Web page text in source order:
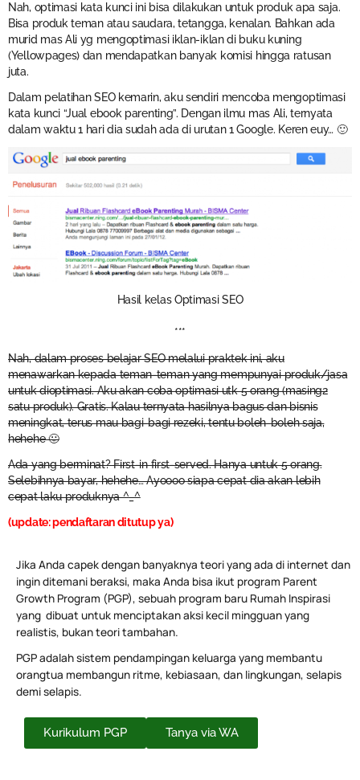
Nah, optimasi kata kunci ini bisa dilakukan untuk produk apa saja.
Bisa produk teman atau saudara, tetangga, kenalan. Bahkan ada
murid mas Ali yg mengoptimasi iklan-iklan di buku kuning
(Yellowpages) dan mendapatkan banyak komisi hingga ratusan
juta.
Dalam pelatihan SEO kemarin, aku sendiri mencoba mengoptimasi
kata kunci “Jual ebook parenting”. Dengan ilmu mas Ali, ternyata
dalam waktu 1 hari dia sudah ada di urutan 1 Google. Keren euy… 🙂
Hasil kelas Optimasi SEO
***
Nah, dalam proses belajar SEO melalui praktek ini, aku
menawarkan kepada teman-teman yang mempunyai produk/jasa
untuk dioptimasi. Aku akan coba optimasi utk 5 orang (masing2
satu produk). Gratis. Kalau ternyata hasilnya bagus dan bisnis
meningkat, terus mau bagi-bagi rezeki, tentu boleh-boleh saja,
hehehe 🙂
Ada yang berminat? First-in first-served. Hanya untuk 5 orang.
Selebihnya bayar, hehehe… Ayoooo siapa cepat dia akan lebih
cepat laku produknya ^_^
(update: pendaftaran ditutup ya)
Jika Anda capek dengan banyaknya teori yang ada di internet dan
ingin ditemani beraksi, maka Anda bisa ikut program Parent
Growth Program (PGP), sebuah program baru Rumah Inspirasi
yang dibuat untuk menciptakan aksi kecil mingguan yang
realistis, bukan teori tambahan.
PGP adalah sistem pendampingan keluarga yang membantu
orangtua membangun ritme, kebiasaan, dan lingkungan, selapis
demi selapis.
Kurikulum PGP Tanya via WA